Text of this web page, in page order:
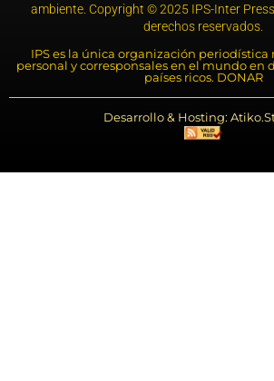
ambiente. Copyright © 2025 IPS-Inter
derechos reservados.
IPS es la única organización
personal y corresponsales en el mundo en
países ricos. DONAR
Desarrollo & Hosting: